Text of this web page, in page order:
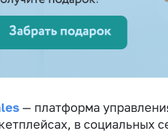
— платформа
в социальных